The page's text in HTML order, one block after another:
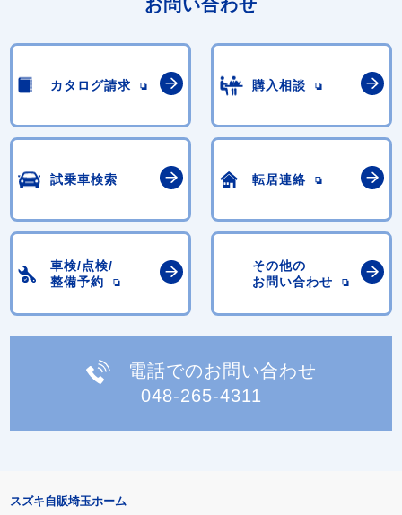
お問い合わせ
カタログ請求 購入相談
試乗車検索 転居連絡
車検/点検/
整備予約
その他の
お問い合わせ
電話でのお問い合わせ
048-265-4311
スズキ自販埼玉ホーム